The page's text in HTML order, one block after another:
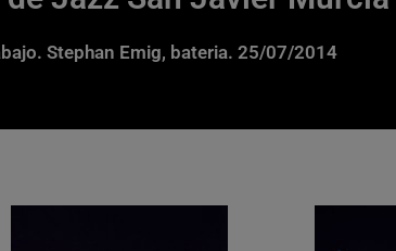
Stephan Emig, bateria. 25/07/2014